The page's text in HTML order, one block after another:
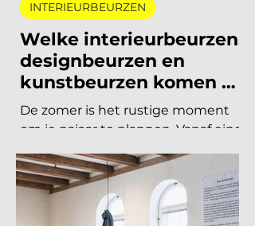
Summit keert terug op 10
november en de presale is
begonnen! Vorig jaar u
Welke interieurbeurzen,
kunstbeurzen komen er
nog aan in 2026?
De zomer is het rustige moment
om je najaar te plannen. Vanaf eind
INTERIEURBEURZEN
19 jun 8 minuten om te lezen